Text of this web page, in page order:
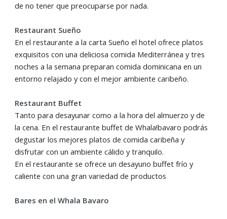
de no tener que preocuparse por nada.
Restaurant Sueño
En el restaurante a la carta Sueño el hotel ofrece platos
exquisitos con una deliciosa comida Mediterránea y tres
noches a la semana preparan comida dominicana en un
entorno relajado y con el mejor ambiente caribeño.
Restaurant Buffet
Tanto para desayunar como a la hora del almuerzo y de
la cena. En el restaurante buffet de Whala!bavaro podrás
degustar los mejores platos de comida caribeña y
disfrutar con un ambiente cálido y tranquilo.
En el restaurante se ofrece un desayuno buffet frío y
caliente con una gran variedad de productos
Bares en el Whala Bavaro